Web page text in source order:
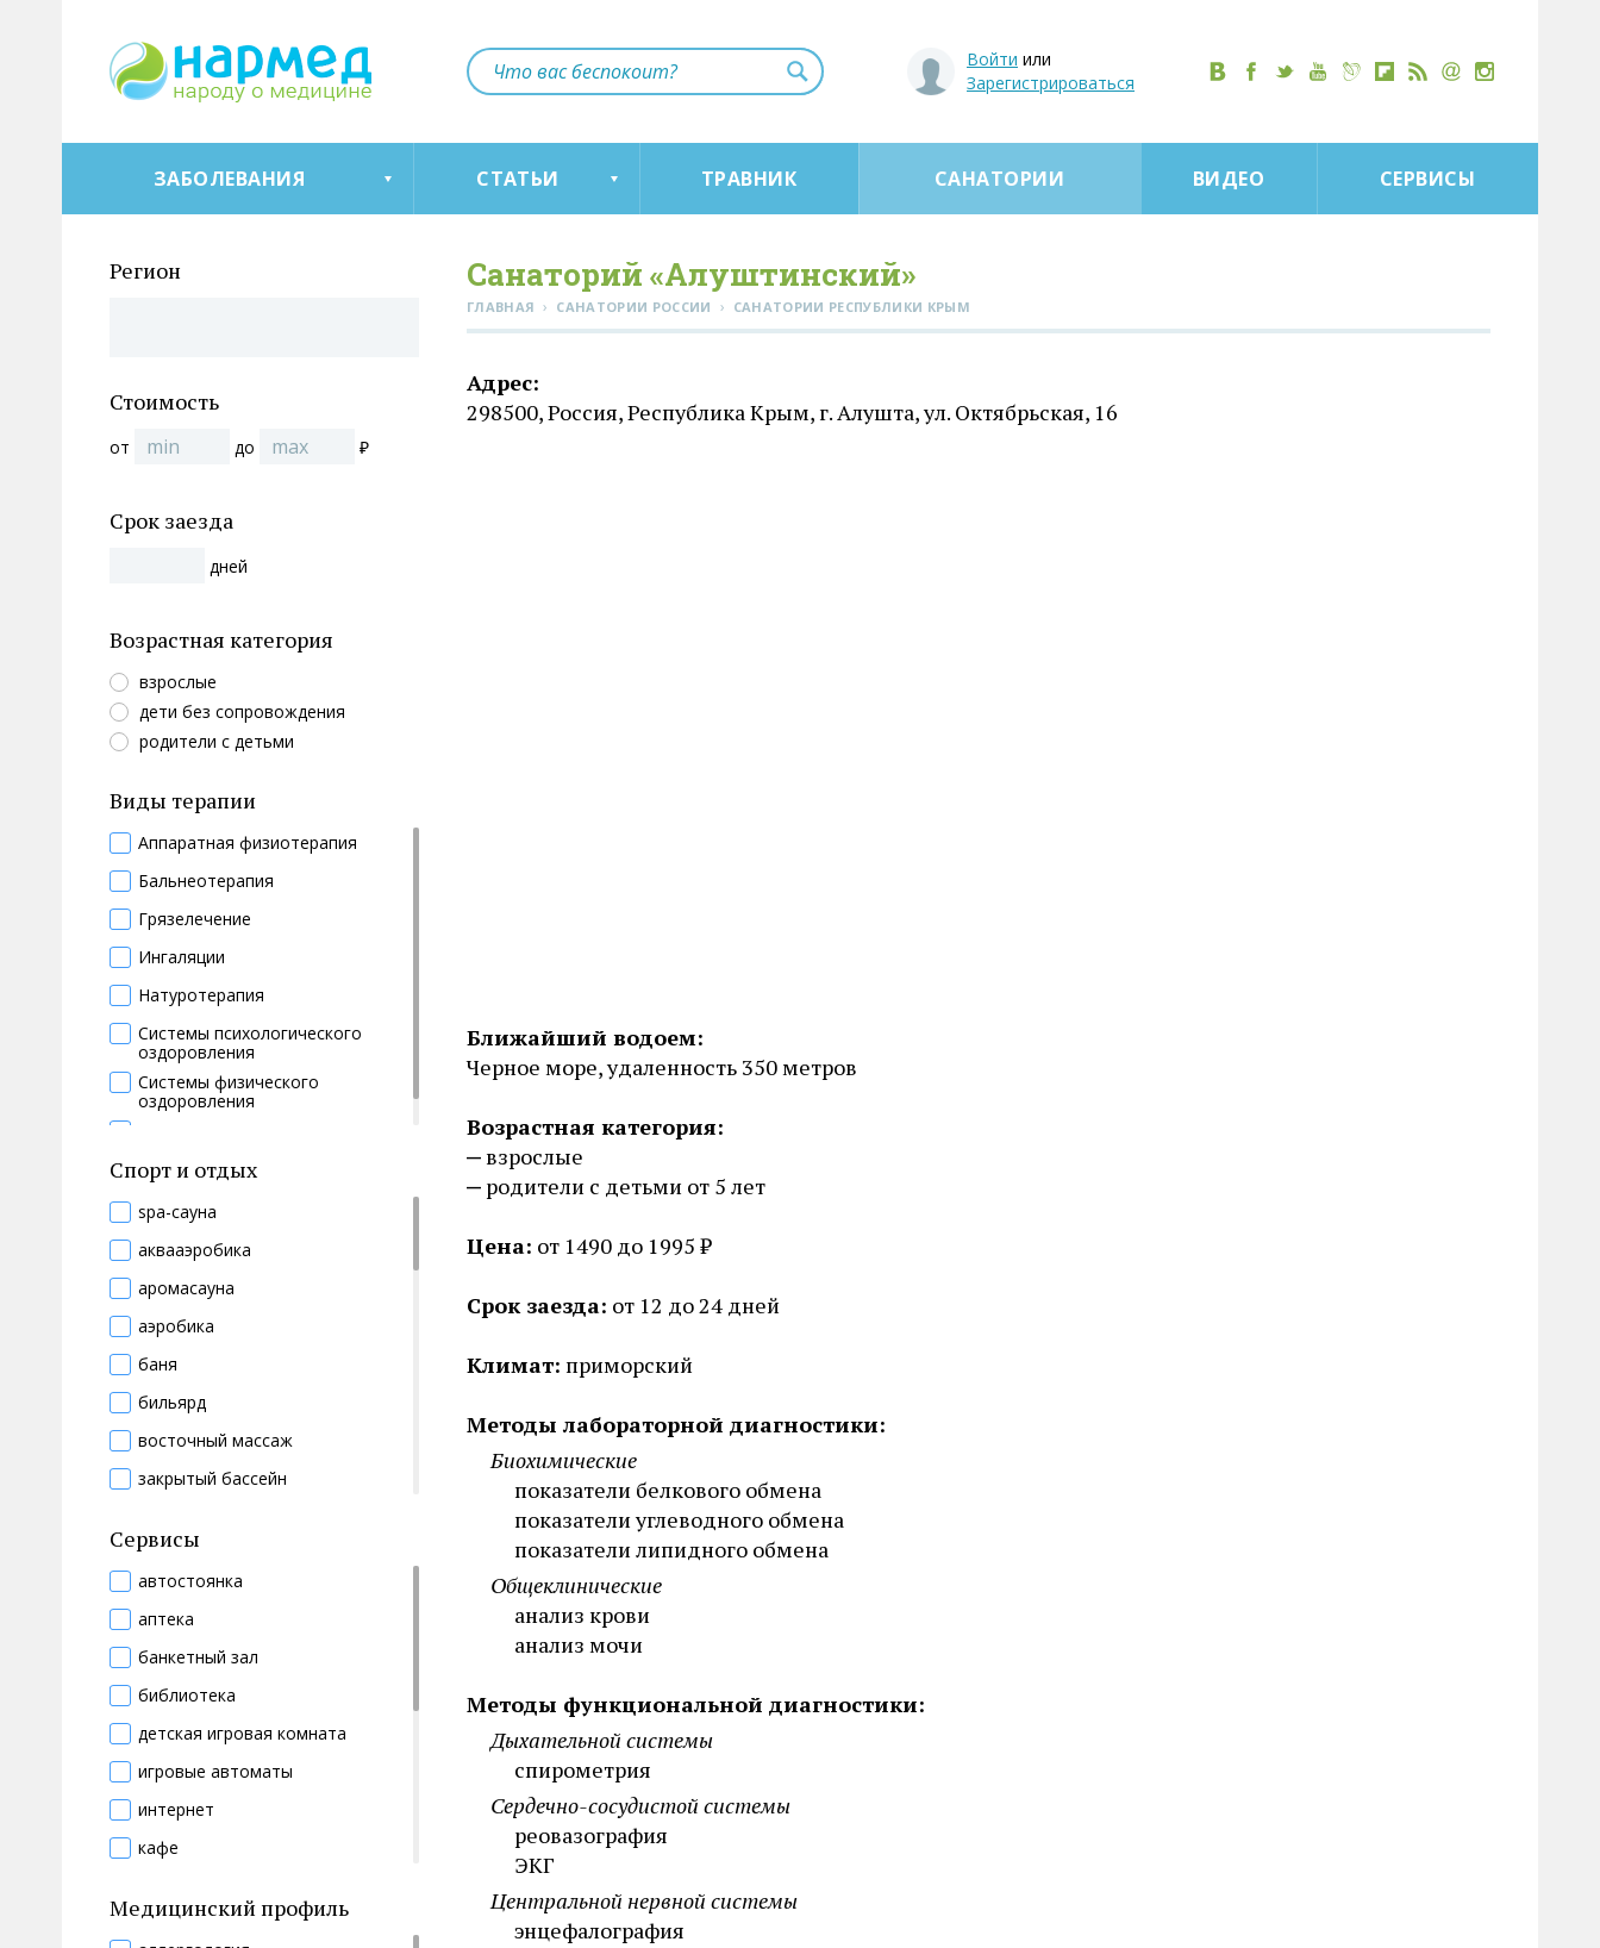
Войти или
Зарегистрироваться
ЗАБОЛЕВАНИЯ СТАТЬИ ТРАВНИК САНАТОРИИ ВИДЕО СЕРВИСЫ
Санаторий «Алуштинский»
ГЛАВНАЯ › САНАТОРИИ РОССИИ › CАНАТОРИИ РЕСПУБЛИКИ КРЫМ
Адрес:
298500, Россия, Республика Крым, г. Алушта, ул. Октябрьская, 16
Ближайший водоем:
Черное море, удаленность 350 метров
Возрастная категория:
взрослые
родители с детьми от 5 лет
Цена: от 1490 до 1995 ₽
Срок заезда: от 12 до 24 дней
Климат: приморский
Методы лабораторной диагностики:
Биохимические
показатели белкового обмена
показатели углеводного обмена
показатели липидного обмена
Общеклинические
анализ крови
анализ мочи
Методы функциональной диагностики:
Дыхательной системы
спирометрия
Сердечно-сосудистой системы
реовазография
ЭКГ
Центральной нервной системы
энцефалография
Регион
Стоимость
от до ₽
Срок заезда
дней
Возрастная категория
взрослые
дети без сопровождения
родители с детьми
Виды терапии
Аппаратная физиотерапия
Бальнеотерапия
Грязелечение
Ингаляции
Натуротерапия
Системы психологического
оздоровления
Системы физического
оздоровления
Спорт и отдых
spa-сауна
аквааэробика
аромасауна
аэробика
баня
бильярд
восточный массаж
закрытый бассейн
кедровая фитобочка
контратсные ванны
косметический кабинет
криосауна
обертывание морскими
водорослями
русская баня
Сервисы
автостоянка
аптека
банкетный зал
библиотека
детская игровая комната
игровые автоматы
интернет
кафе
магазин
Медицинский профиль